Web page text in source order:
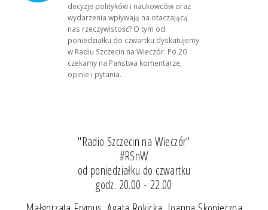
decyzje polityków i naukowców oraz
wydarzenia wpływają na otaczającą
nas rzeczywistość? O tym od
poniedziałku do czwartku dyskutujemy
w Radiu Szczecin na Wieczór. Po 20
czekamy na Państwa komentarze,
opinie i pytania.
"Radio Szczecin na Wieczór"
#RSnW
od poniedziałku do czwartku
godz. 20.00 - 22.00